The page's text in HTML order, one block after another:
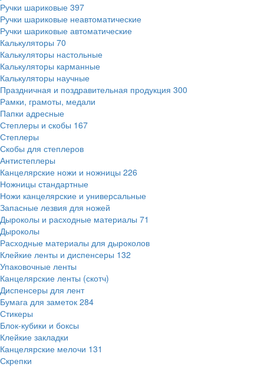
Ручки шариковые 397
Ручки шариковые неавтоматические
Ручки шариковые автоматические
Калькуляторы 70
Калькуляторы настольные
Калькуляторы карманные
Калькуляторы научные
Праздничная и поздравительная продукция 300
Рамки, грамоты, медали
Папки адресные
Степлеры и скобы 167
Степлеры
Скобы для степлеров
Антистеплеры
Канцелярские ножи и ножницы 226
Ножницы стандартные
Ножи канцелярские и универсальные
Запасные лезвия для ножей
Дыроколы и расходные материалы 71
Дыроколы
Расходные материалы для дыроколов
Клейкие ленты и диспенсеры 132
Упаковочные ленты
Канцелярские ленты (скотч)
Диспенсеры для лент
Бумага для заметок 284
Стикеры
Блок-кубики и боксы
Клейкие закладки
Канцелярские мелочи 131
Скрепки